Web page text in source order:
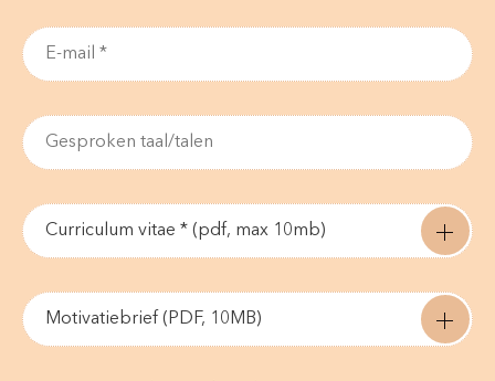
Curriculum vitae * (pdf, max 10mb)
Motivatiebrief (PDF, 10MB)